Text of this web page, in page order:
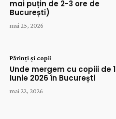
mai puțin de 2-3 ore de
București)
mai 25, 2026
Părinți și copii
Unde mergem cu copiii de 1
Iunie 2026 în București
mai 22, 2026